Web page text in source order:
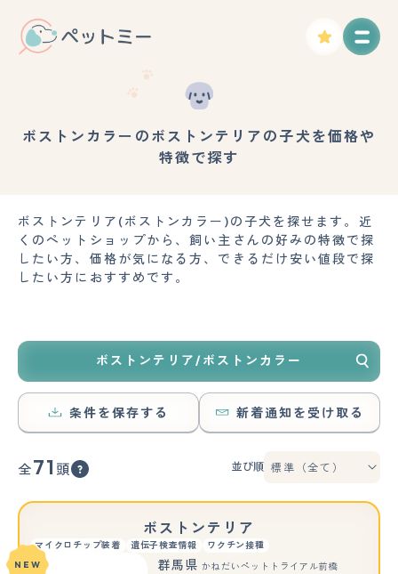
ボストンカラーのボストンテリアの子犬を価格や
特徴で探す
ボストンテリア(ボストンカラー)の子犬を探せます。近
くのペットショップから、飼い主さんの好みの特徴で探
したい方、価格が気になる方、できるだけ安い値段で探
したい方におすすめです。
ボストンテリア/ボストンカラー
条件を保存する 新着通知を受け取る
全71 頭 並び順
ボストンテリア
マイクロチップ装着 遺伝子検査情報
ワクチン接種
NEW
群馬県 かねだいペットトライアル前橋